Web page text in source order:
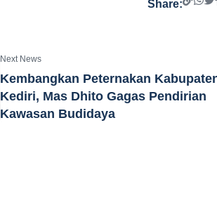
Share:
Next News
Kembangkan Peternakan
Kediri, Mas Dhito Gagas Pendirian
Kawasan Budidaya